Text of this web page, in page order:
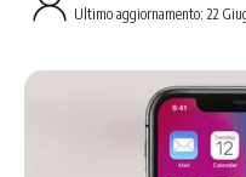
Ultimo aggiornamento: 22